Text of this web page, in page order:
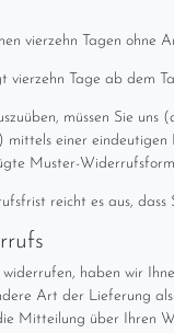
vierzehn Tagen ohne
Tage ab dem
müssen Sie uns
einer
Muster-
reicht es aus,
haben wir
Art der Lieferung
Mitteilung über Ihren